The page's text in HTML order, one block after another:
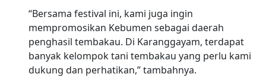
“Bersama festival ini, kami juga ingin
mempromosikan Kebumen sebagai daerah
penghasil tembakau. Di Karanggayam, terdapat
banyak kelompok tani tembakau yang perlu kami
dukung dan perhatikan,” tambahnya.